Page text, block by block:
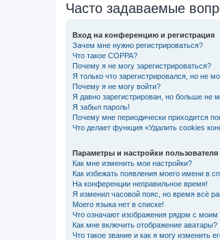
Часто задаваемые
Вход на конференцию и регистрация
Зачем мне нужно регистрироваться?
Что такое COPPA?
Почему я не могу зарегистрироваться?
Я только что зарегистрировался, но не
Почему я не могу войти?
Я давно зарегистрирован, но больше не
Я забыл пароль!
Почему мне периодически приходится
Что делает функция «Удалить cookies
Параметры и настройки пользователя
Как мне изменить мои настройки?
Как избежать появления моего имени в
На конференции неправильное время!
Я изменил часовой пояс, но время всё
Моего языка нет в списке!
Что означают изображения рядом с
Как мне включить отображение аватары?
Что такое звание и как я могу изменить